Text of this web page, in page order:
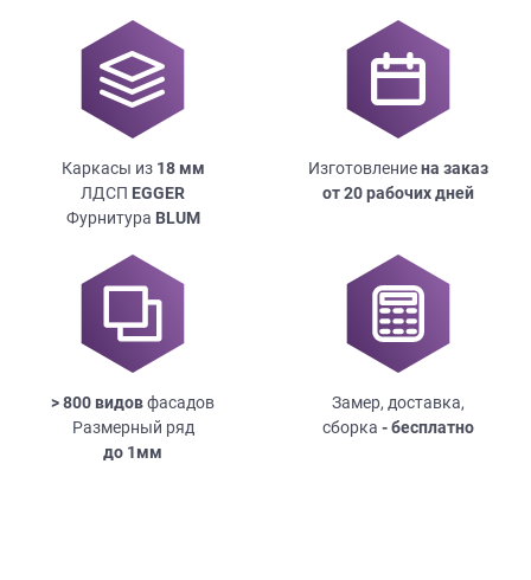
Каркасы из 18мм
ЛДСП EGGER
Фурнитура BLUM
Изготовлениена заказ
от 20 рабочих дней
> 800 видовфасадов
Размерный ряд
до 1мм
Замер, доставка,
сборка - бесплатно